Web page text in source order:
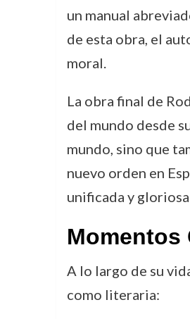
un manual
de esta obra, el
moral.
La obra final de
del mundo desde
mundo, sino que
nuevo orden en
unificada y
Momentos
A lo largo de su
como literaria: